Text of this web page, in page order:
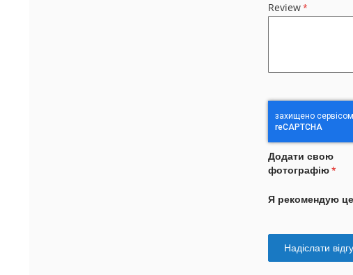
Review
Додати свою
фотографію
Я рекомендую
Надіслати